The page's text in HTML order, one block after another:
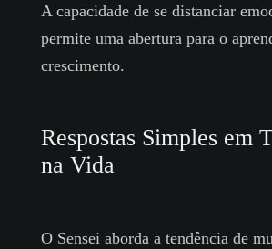
A capacidade de se distanciar
permite uma abertura para o
crescimento.
Respostas Simples em
na Vida
O Sensei aborda a tendência de